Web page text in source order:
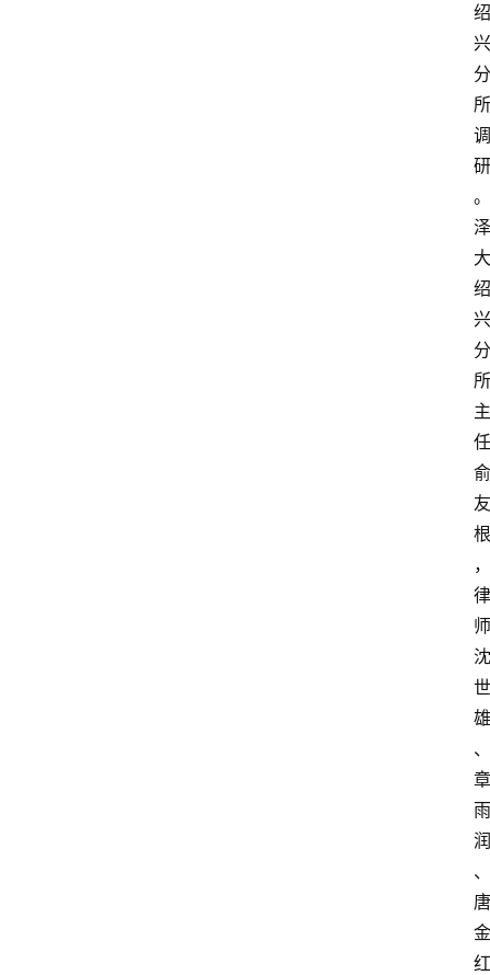
绍
兴
分
所
调
研
。
泽
大
绍
兴
分
所
主
任
俞
友
根
，
律
师
沈
世
雄
、
章
雨
润
、
唐
金
红